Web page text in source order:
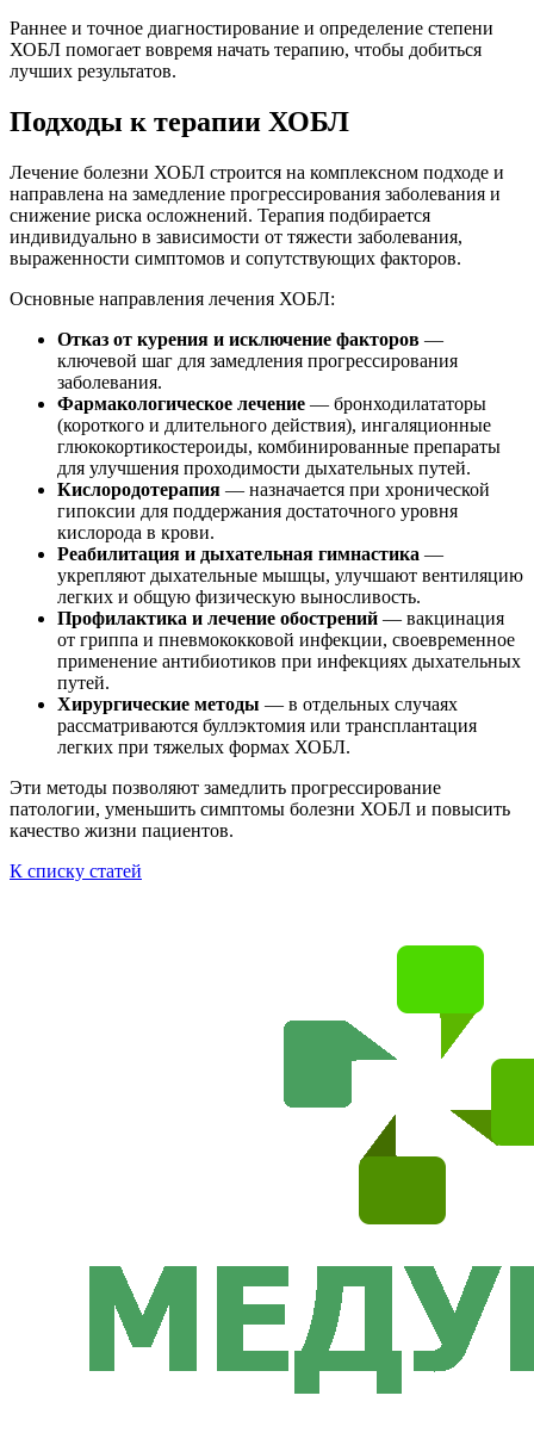
Раннее и точное диагностирование и определение степени
ХОБЛ помогает вовремя начать терапию, чтобы добиться
лучших результатов.
Подходы к терапии ХОБЛ
Лечение болезни ХОБЛ строится на комплексном подходе и
направлена на замедление прогрессирования заболевания и
снижение риска осложнений. Терапия подбирается
индивидуально в зависимости от тяжести заболевания,
выраженности симптомов и сопутствующих факторов.
Основные направления лечения ХОБЛ:
Отказ от курения и исключение факторов —
ключевой шаг для замедления прогрессирования
заболевания.
Фармакологическое лечение — бронходилататоры
(короткого и длительного действия), ингаляционные
глюкокортикостероиды, комбинированные препараты
для улучшения проходимости дыхательных путей.
Кислородотерапия — назначается при хронической
гипоксии для поддержания достаточного уровня
кислорода в крови.
Реабилитация и дыхательная гимнастика —
укрепляют дыхательные мышцы, улучшают вентиляцию
легких и общую физическую выносливость.
Профилактика и лечение обострений — вакцинация
от гриппа и пневмококковой инфекции, своевременное
применение антибиотиков при инфекциях дыхательных
путей.
Хирургические методы — в отдельных случаях
рассматриваются буллэктомия или трансплантация
легких при тяжелых формах ХОБЛ.
Эти методы позволяют замедлить прогрессирование
патологии, уменьшить симптомы болезни ХОБЛ и повысить
качество жизни пациентов.
К списку статей